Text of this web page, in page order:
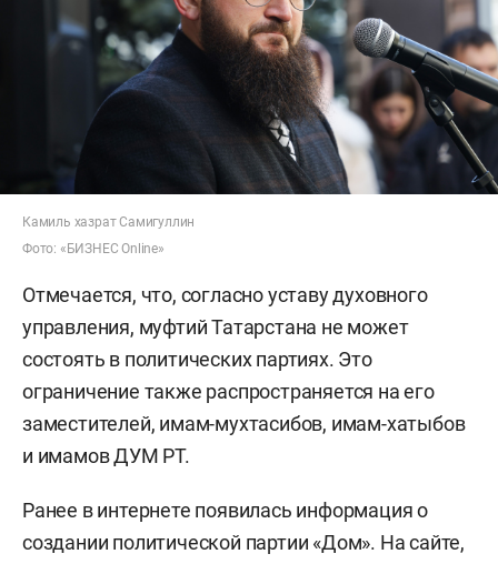
Камиль хазрат Самигуллин
Фото: «БИЗНЕС Online»
Отмечается, что, согласно уставу духовного
управления, муфтий Татарстана не может
состоять в политических партиях. Это
ограничение также распространяется на его
заместителей, имам-мухтасибов, имам-хатыбов
и имамов ДУМ РТ.
Ранее в интернете появилась информация о
создании политической партии «Дом». На сайте,